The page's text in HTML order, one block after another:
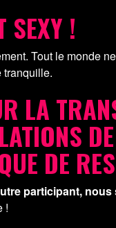
SEXY !
Tout le monde
tranquille.
LA
DE
participant,
!